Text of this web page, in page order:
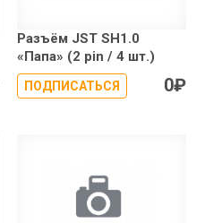
Разъём JST SH1.0
«Папа» (2 pin / 4 шт.)
ПОДПИСАТЬСЯ 0₽